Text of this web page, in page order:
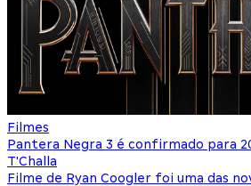
Filmes
Pantera Negra 3 é confirmado para
T'Challa
Filme de Ryan Coogler foi uma das